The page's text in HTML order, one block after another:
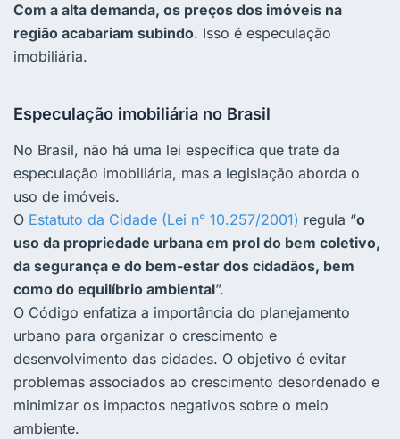
Com a alta demanda, os preços dos imóveis na
região acabariam subindo. Isso é especulação
imobiliária.
Especulação imobiliária no Brasil
No Brasil, não há uma lei específica que trate da
especulação imobiliária, mas a legislação aborda o
uso de imóveis.
O Estatuto da Cidade (Lei n° 10.257/2001) regula “o
uso da propriedade urbana em prol do bem coletivo,
da segurança e do bem-estar dos cidadãos, bem
como do equilíbrio ambiental”.
O Código enfatiza a importância do planejamento
urbano para organizar o crescimento e
desenvolvimento das cidades. O objetivo é evitar
problemas associados ao crescimento desordenado e
minimizar os impactos negativos sobre o meio
ambiente.